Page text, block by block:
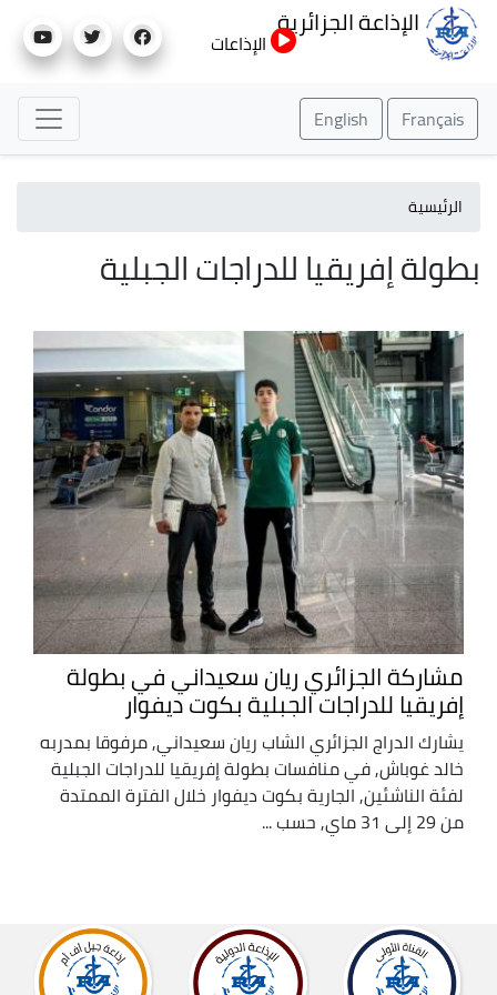
إلى
الإذاعة الجزائرية
الإذاعات
Français
English
الرئيسية
بطولة إفريقيا للدراجات الجبلية
مشاركة الجزائري ريان سعيداني في بطولة
إفريقيا للدراجات الجبلية بكوت ديفوار
يشارك الدراج الجزائري الشاب ريان سعيداني, مرفوقا بمدربه
خالد غوباش, في منافسات بطولة إفريقيا للدراجات الجبلية
لفئة الناشئين, الجارية بكوت ديفوار خلال الفترة الممتدة
من 29 إلى 31 ماي, حسب ...